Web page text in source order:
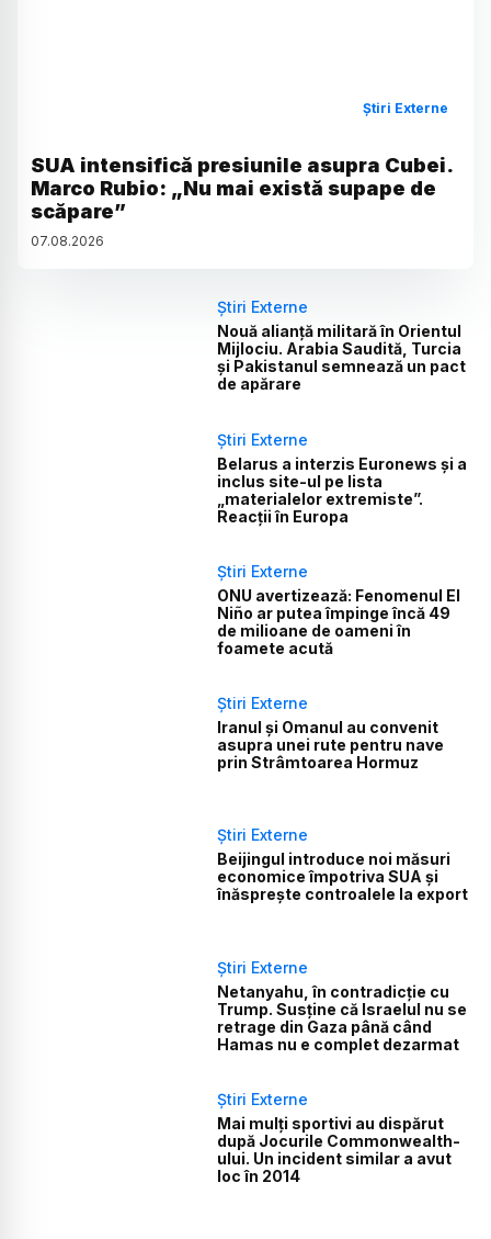
Știri Externe
SUA intensifică presiunile asupra Cubei.
Marco Rubio: „Nu mai există supape de
scăpare”
07.08.2026
Știri Externe
Nouă alianță militară în Orientul
Mijlociu. Arabia Saudită, Turcia
și Pakistanul semnează un pact
de apărare
Știri Externe
Belarus a interzis Euronews și a
inclus site-ul pe lista
„materialelor extremiste”.
Reacții în Europa
Știri Externe
ONU avertizează: Fenomenul El
Niño ar putea împinge încă 49
de milioane de oameni în
foamete acută
Știri Externe
Iranul și Omanul au convenit
asupra unei rute pentru nave
prin Strâmtoarea Hormuz
Știri Externe
Beijingul introduce noi măsuri
economice împotriva SUA și
înăsprește controalele la export
Știri Externe
Netanyahu, în contradicție cu
Trump. Susține că Israelul nu se
retrage din Gaza până când
Hamas nu e complet dezarmat
Știri Externe
Mai mulți sportivi au dispărut
după Jocurile Commonwealth-
ului. Un incident similar a avut
loc în 2014